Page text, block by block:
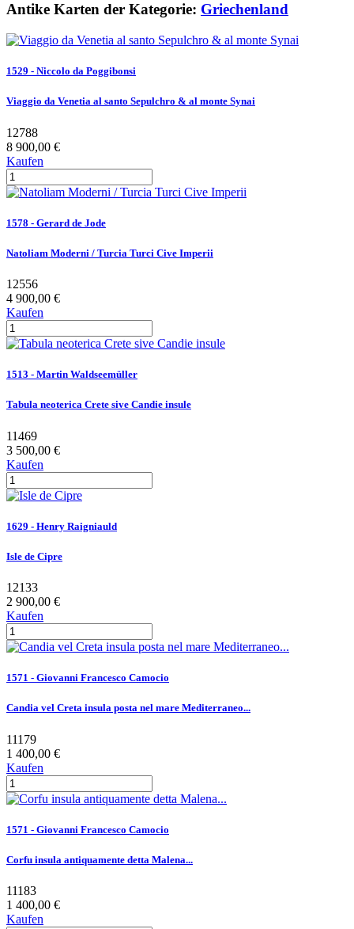
Antike Karten der Kategorie: Griechenland
1529 - Niccolo da Poggibonsi
Viaggio da Venetia al santo Sepulchro & al monte Synai
12788
8 900,00 €
Kaufen
1578 - Gerard de Jode
Natoliam Moderni / Turcia Turci Cive Imperii
12556
4 900,00 €
Kaufen
1513 - Martin Waldseemüller
Tabula neoterica Crete sive Candie insule
11469
3 500,00 €
Kaufen
1629 - Henry Raigniauld
Isle de Cipre
12133
2 900,00 €
Kaufen
1571 - Giovanni Francesco Camocio
Candia vel Creta insula posta nel mare Mediterraneo...
11179
1 400,00 €
Kaufen
1571 - Giovanni Francesco Camocio
Corfu insula antiquamente detta Malena...
11183
1 400,00 €
Kaufen